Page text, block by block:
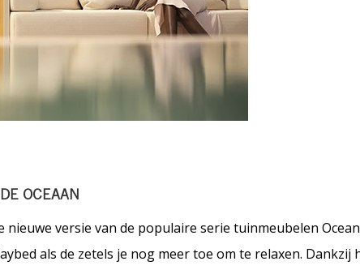
OCEAAN
nieuwe versie van de populaire serie tuinmeubelen
als de zetels je nog meer toe om te relaxen.